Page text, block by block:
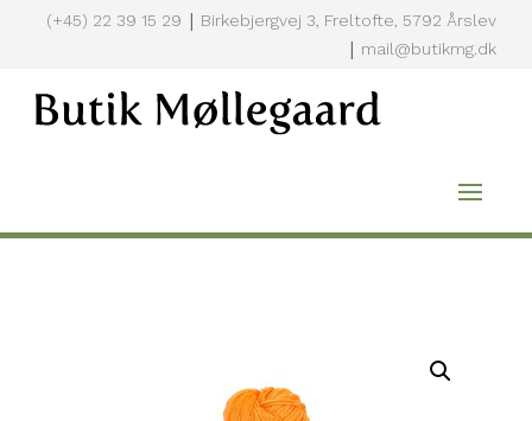
(+45) 22 39 15 29 | Birkebjergvej 3, Freltofte, 5792 Årslev
| mail@butikmg.dk